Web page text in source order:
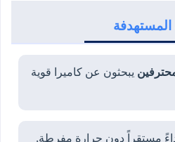
المستهدفة
يبحثون عن كاميرا قوية
مستقراً دون حرارة مفرطة.